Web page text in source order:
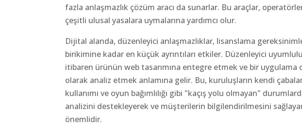
fazla anlaşmazlık çözüm aracı da sunarlar. Bu araçlar,
çeşitli ulusal yasalara uymalarına yardımcı olur.
Dijital alanda, düzenleyici anlaşmazlıklar, lisanslama
birikimine kadar en küçük ayrıntıları etkiler. Düzenleyici
itibaren ürünün web tasarımına entegre etmek ve bir uygulama
olarak analiz etmek anlamına gelir. Bu, kuruluşların kendi
kullanımı ve oyun bağımlılığı gibi "kaçış yolu olmayan"
analizini destekleyerek ve müşterilerin bilgilendirilmesini
önemlidir.